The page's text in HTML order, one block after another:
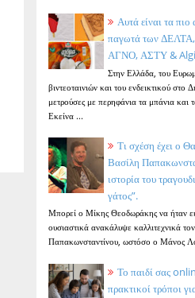
Αυτά είναι τα πιο
παγωτά των
ΑΓΝΟ, ΑΣΤΥ &
Στην Ελλάδα, του
βιντεοταινιών και του ενδεικτικού στο
μετρούσες με περηφάνια τα μπάνια και
Εκείνα ...
Τι σχέση έχει ο
Βασίλη
ιστορία του
γάτος”.
Μπορεί ο Μίκης Θεοδωράκης να ήταν
ουσιαστικά ανακάλυψε καλλιτεχνικά
Παπακωνσταντίνου, ωστόσο ο Μάνος
Το παιδί σας
πρακτικοί τρόποι